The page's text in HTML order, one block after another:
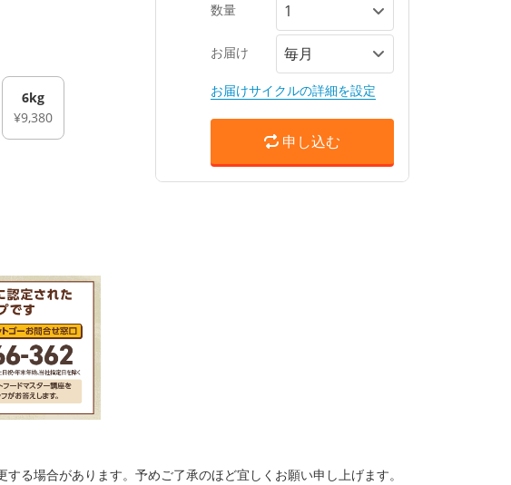
6kg
¥9,380
数量
お届け
お届けサイクルの詳細を設定
申し込む
る場合があります。予めご了承のほど宜しくお願い申し上げます。